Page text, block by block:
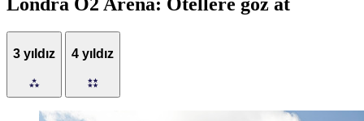
3 yıldız 4 yıldız